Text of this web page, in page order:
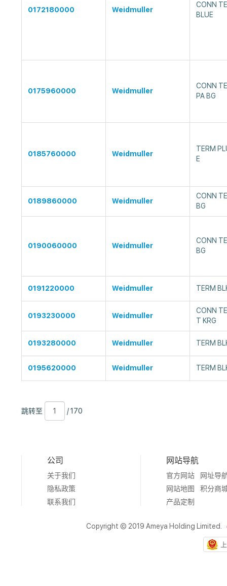
0172180000 Weidmuller
CONN
BLUE
0175960000 Weidmuller
CONN
PA BG
0185760000 Weidmuller
TERM
E
0189860000 Weidmuller
CONN
BG
0190060000 Weidmuller
CONN
BG
0191220000 Weidmuller TERM
0193230000 Weidmuller
CONN
T KRG
0193280000 Weidmuller TERM
0195620000 Weidmuller TERM
跳
转
跳转至
170
/ 170
公司
关于我们
隐私政策
联系我们
网站导航
官方网站
网址导
网站地图
积分商
产品定制
Copyright © 2019 Ameya Holding Limited.